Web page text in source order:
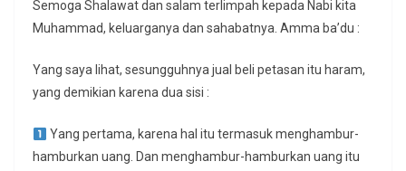
Semoga Shalawat dan salam terlimpah kepada Nabi kita
Muhammad, keluarganya dan sahabatnya. Amma ba’du :
Yang saya lihat, sesungguhnya jual beli petasan itu haram,
yang demikian karena dua sisi :
Yang pertama, karena hal itu termasuk menghambur-
hamburkan uang. Dan menghambur-hamburkan uang itu